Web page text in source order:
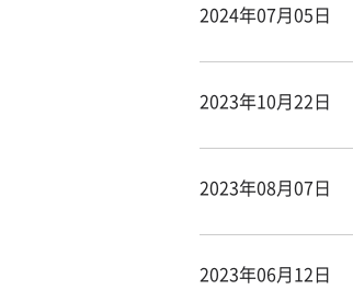
2024年07月05日
2023年10月22日
2023年08月07日
2023年06月12日